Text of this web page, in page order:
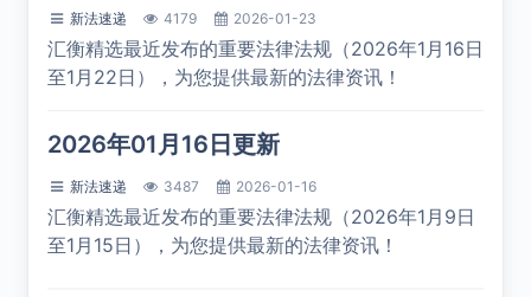
新法速递 4179 2026-01-23
汇衡精选最近发布的重要法律法规（2026年1月16日
至1月22日），为您提供最新的法律资讯！
2026年01月16日更新
新法速递 3487 2026-01-16
汇衡精选最近发布的重要法律法规（2026年1月9日
至1月15日），为您提供最新的法律资讯！